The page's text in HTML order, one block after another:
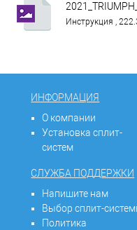
Инструкция ,
ИНФОРМАЦИЯ
О компании
Установка сплит-
систем
СЛУЖБА ПОДДЕРЖКИ
Напишите нам
Выбор сплит-
Политика